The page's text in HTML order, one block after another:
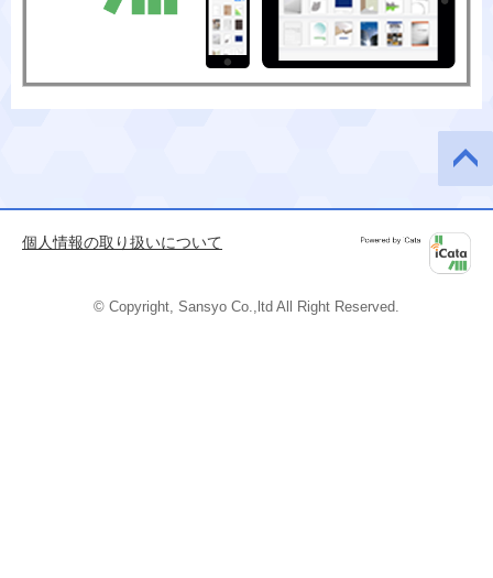
ージの
先頭へ
個人情報の取り扱いについて
© Copyright, Sansyo Co.,ltd All Right Reserved.
iCata